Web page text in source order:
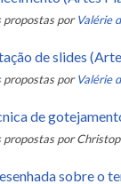
propostas por Valérie
de slides
propostas por Valérie
de
propostas por
sobre o